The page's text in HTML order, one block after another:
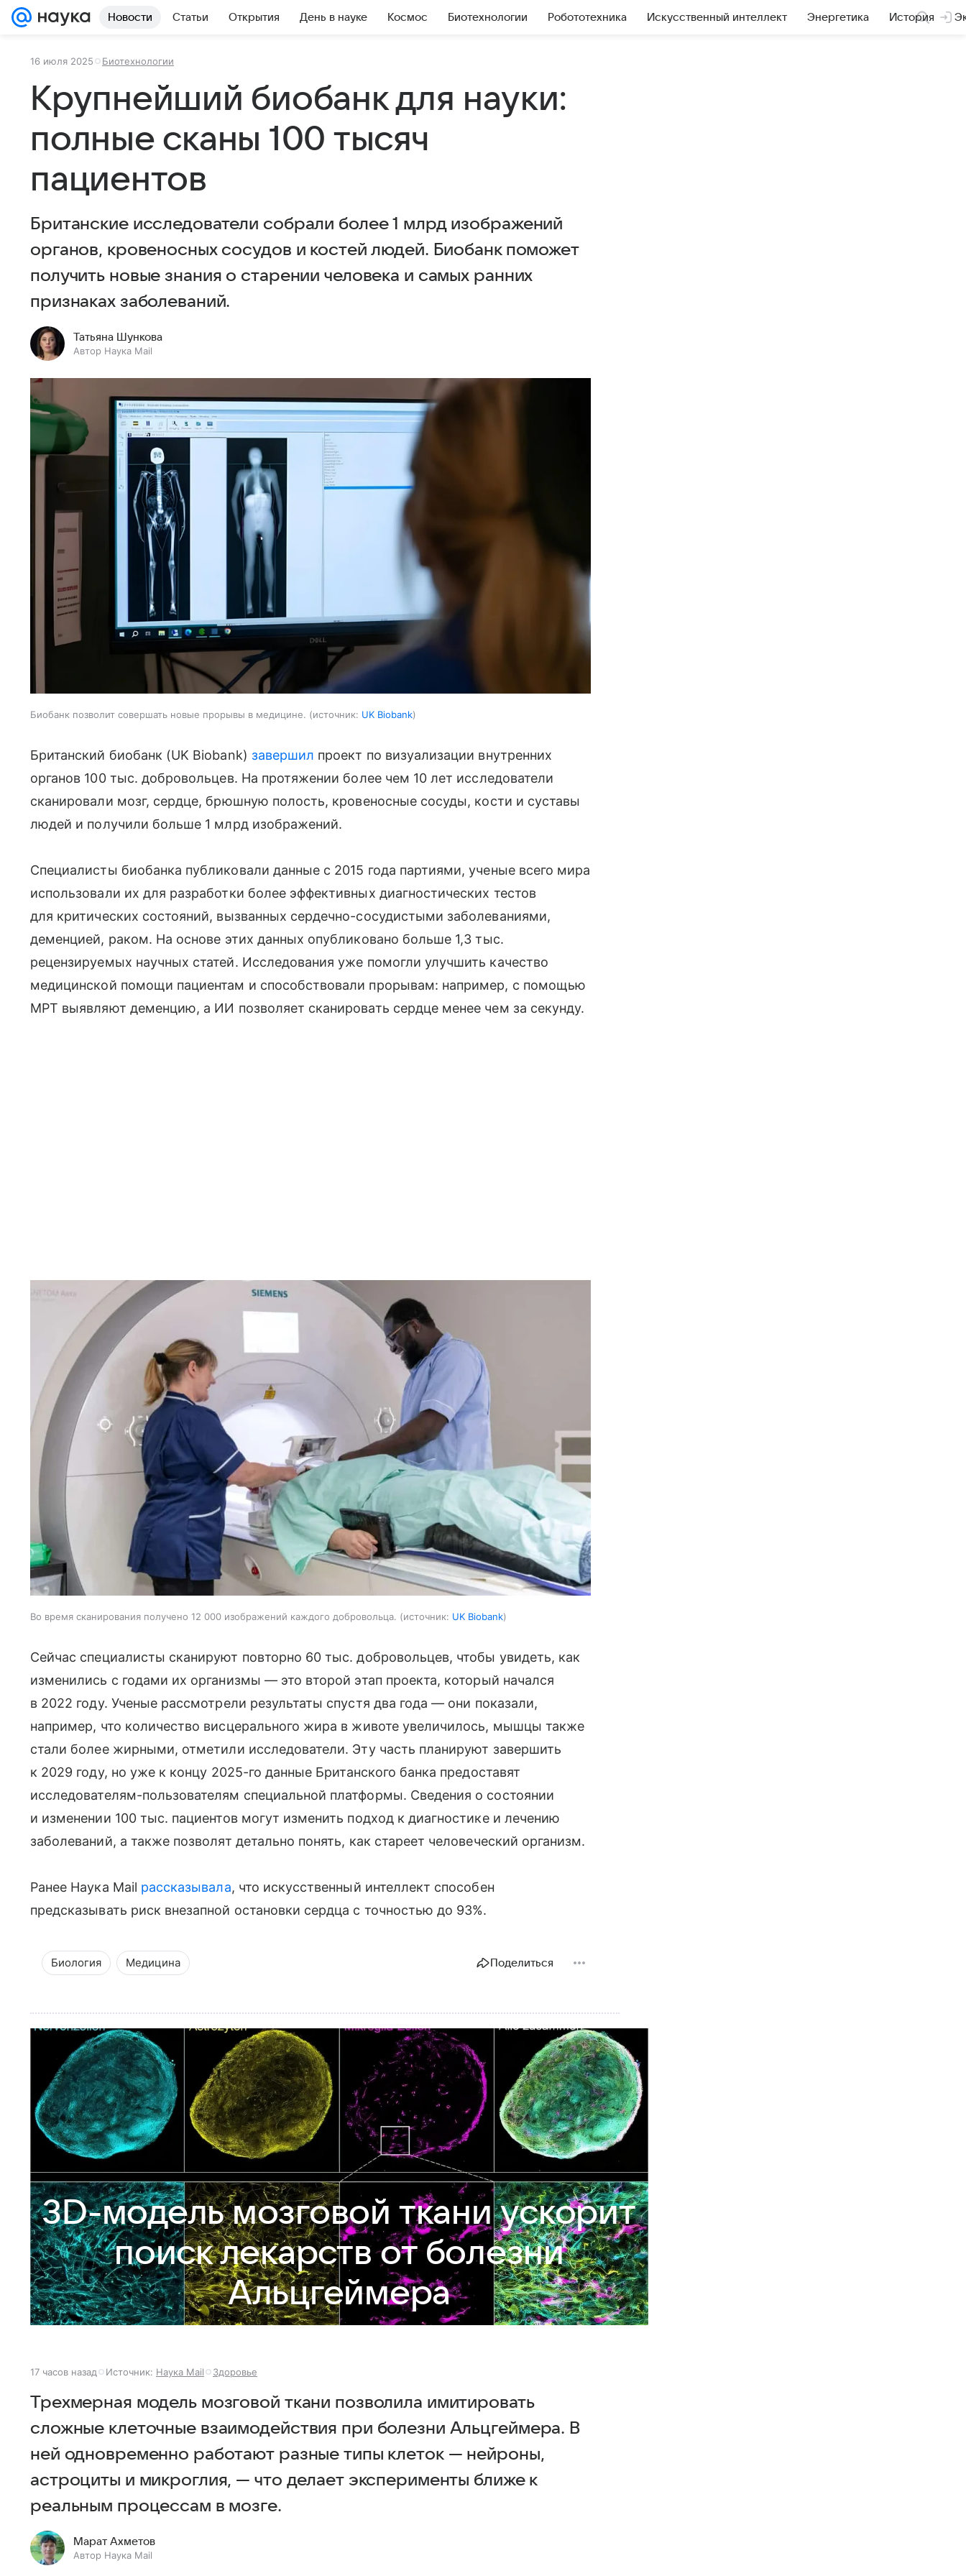
Новости Статьи Открытия День в науке Космос Биотехнологии Робототехника Искусственный интеллект Энергетика История
16 июля 2025 Биотехнологии
Крупнейший биобанк для науки:
полные сканы 100 тысяч
пациентов
Британские исследователи собрали более 1 млрд изображений
органов, кровеносных сосудов и костей людей. Биобанк поможет
получить новые знания о старении человека и самых ранних
признаках заболеваний.
Татьяна Шункова
Автор Наука Mail
Биобанк позволит совершать новые прорывы в медицине. источник: UK Biobank
Британский биобанк (UK Biobank) завершил проект по визуализации внутренних
органов 100 тыс. добровольцев. На протяжении более чем 10 лет исследователи
сканировали мозг, сердце, брюшную полость, кровеносные сосуды, кости и суставы
людей и получили больше 1 млрд изображений.
Специалисты биобанка публиковали данные с 2015 года партиями, ученые всего мира
использовали их для разработки более эффективных диагностических тестов
для критических состояний, вызванных сердечно-сосудистыми заболеваниями,
деменцией, раком. На основе этих данных опубликовано больше 1,3 тыс.
рецензируемых научных статей. Исследования уже помогли улучшить качество
медицинской помощи пациентам и способствовали прорывам: например, с помощью
МРТ выявляют деменцию, а ИИ позволяет сканировать сердце менее чем за секунду.
Во время сканирования получено 12 000 изображений каждого добровольца. источник: UK Biobank
Сейчас специалисты сканируют повторно 60 тыс. добровольцев, чтобы увидеть, как
изменились с годами их организмы — это второй этап проекта, который начался
в 2022 году. Ученые рассмотрели результаты спустя два года — они показали,
например, что количество висцерального жира в животе увеличилось, мышцы также
стали более жирными, отметили исследователи. Эту часть планируют завершить
к 2029 году, но уже к концу 2025-го данные Британского банка предоставят
исследователям-пользователям специальной платформы. Сведения о состоянии
и изменении 100 тыс. пациентов могут изменить подход к диагностике и лечению
заболеваний, а также позволят детально понять, как стареет человеческий организм.
Ранее Наука Mail рассказывала, что искусственный интеллект способен
предсказывать риск внезапной остановки сердца с точностью до 93%.
Биология Медицина Поделиться
3D-модель мозговой ткани ускорит
поиск лекарств от болезни
Альцгеймера
17 часов назад Источник: Наука Mail Здоровье
Трехмерная модель мозговой ткани позволила имитировать
сложные клеточные взаимодействия при болезни Альцгеймера. В
ней одновременно работают разные типы клеток — нейроны,
астроциты и микроглия, — что делает эксперименты ближе к
реальным процессам в мозге.
Марат Ахметов
Автор Наука Mail